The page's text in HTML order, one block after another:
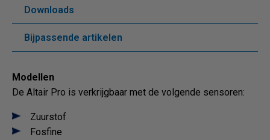
Downloads
Bijpassende artikelen
Modellen
De Altair Pro is verkrijgbaar met de volgende sensoren:
Zuurstof
Fosfine